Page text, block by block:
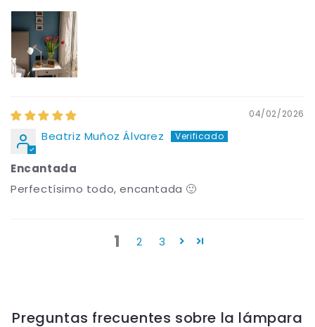
04/02/2026
Beatriz Muñoz Álvarez
Encantada
Perfectísimo todo, encantada 🙂
1 2 3
Preguntas frecuentes sobre la lámpara